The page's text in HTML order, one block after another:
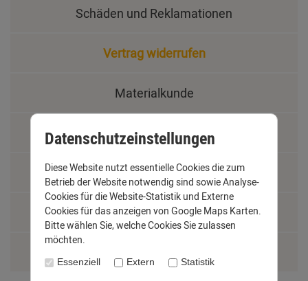
Schäden und Reklamationen
Vertrag widerrufen
Materialkunde
Fachbegriffe
Jobs
Montage und Installationshilfen
Datenschutzeinstellungen
Diese Website nutzt essentielle Cookies die zum
Betrieb der Website notwendig sind sowie Analyse-
Cookies für die Website-Statistik und Externe
Cookies für das anzeigen von Google Maps Karten.
Bitte wählen Sie, welche Cookies Sie zulassen
möchten.
Essenziell Extern Statistik